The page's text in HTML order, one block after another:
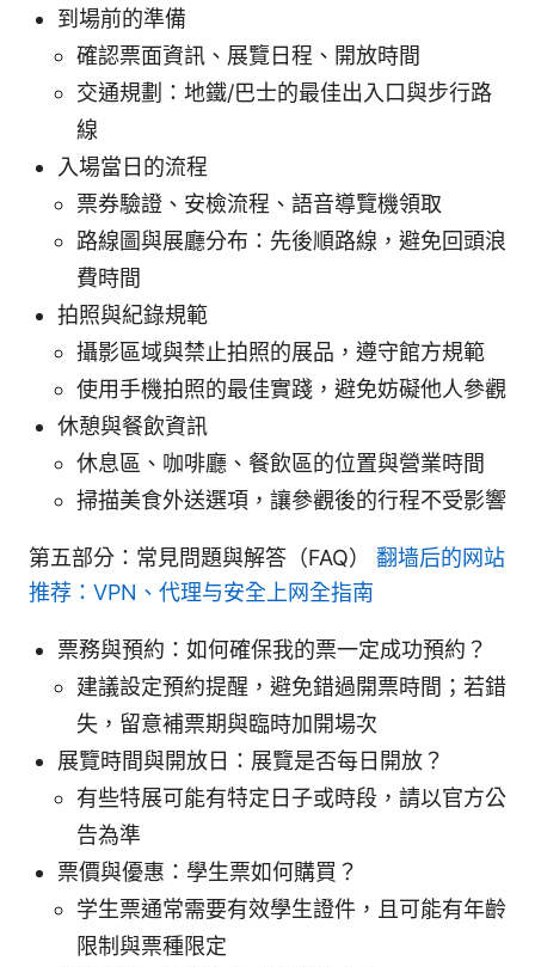
到場前的準備
確認票面資訊、展覽日程、開放時間
交通規劃：地鐵/巴士的最佳出入口與步行路
線
入場當日的流程
票券驗證、安檢流程、語音導覽機領取
路線圖與展廳分布：先後順路線，避免回頭浪
費時間
拍照與紀錄規範
攝影區域與禁止拍照的展品，遵守館方規範
使用手機拍照的最佳實踐，避免妨礙他人參觀
休憩與餐飲資訊
休息區、咖啡廳、餐飲區的位置與營業時間
掃描美食外送選項，讓參觀後的行程不受影響
第五部分：常見問題與解答（FAQ） 翻墙后的网站
推荐：VPN、代理与安全上网全指南
票務與預約：如何確保我的票一定成功預約？
建議設定預約提醒，避免錯過開票時間；若錯
失，留意補票期與臨時加開場次
展覽時間與開放日：展覽是否每日開放？
有些特展可能有特定日子或時段，請以官方公
告為準
票價與優惠：學生票如何購買？
学生票通常需要有效學生證件，且可能有年齡
限制與票種限定